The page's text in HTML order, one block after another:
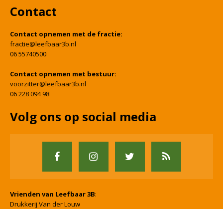
Contact
Contact opnemen met de fractie:
fractie@leefbaar3b.nl
06 55740500
Contact opnemen met bestuur:
voorzitter@leefbaar3b.nl
06 228 094 98
Volg ons op social media
Vrienden van Leefbaar 3B:
Drukkerij Van der Louw